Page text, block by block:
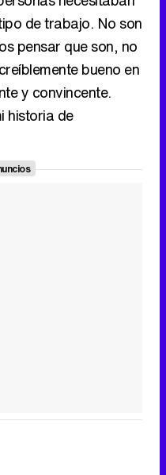
de trabajo. No son
pensar que son, no
bueno en
y convincente.
historia de